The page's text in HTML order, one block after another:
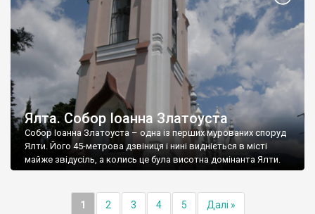
Ялта. Собор Іоанна Златоуста
Собор Іоанна Златоуста – одна із перших мурованих споруд
Ялти. Його 45-метрова дзвіниця і нині видніється в місті
майже звідусіль, а колись це була висотна домінанта Ялти.
1 2 3 4 5 Далі »